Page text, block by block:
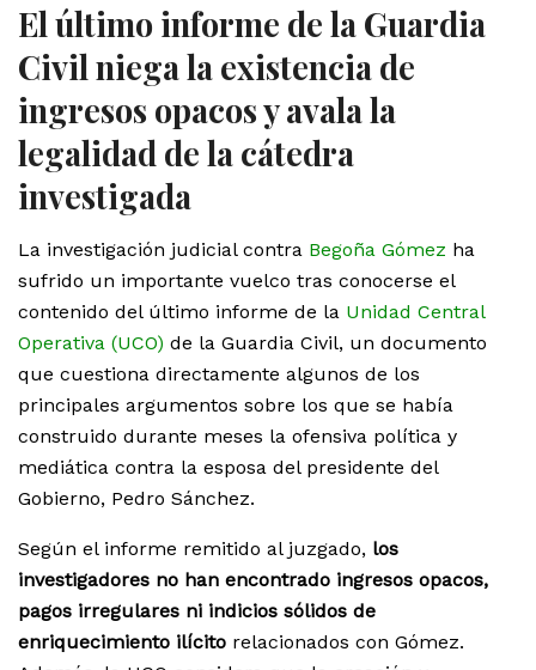
El último informe de la Guardia
Civil niega la existencia de
ingresos opacos y avala la
legalidad de la cátedra
investigada
La investigación judicial contra Begoña Gómez ha
sufrido un importante vuelco tras conocerse el
contenido del último informe de la Unidad Central
Operativa (UCO) de la Guardia Civil, un documento
que cuestiona directamente algunos de los
principales argumentos sobre los que se había
construido durante meses la ofensiva política y
mediática contra la esposa del presidente del
Gobierno, Pedro Sánchez.
Según el informe remitido al juzgado, los
investigadores no han encontrado ingresos opacos,
pagos irregulares ni indicios sólidos de
enriquecimiento ilícito relacionados con Gómez.